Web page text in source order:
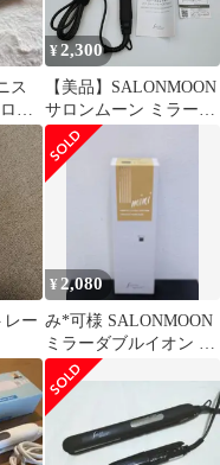
ス
ン
¥2,300
【美品】SALONMOON
サロンムーン ミラーダ
ブルイオン ミニストレ
ートヘアアイロン
SLM110 ブラック ヘア
ケア スタイリング 美容
家電 【MY364】
レー
¥ 2,080
み*可様 SALONMOON
ミラーダブルイオン ミ
ニストレートアイロン
SLM